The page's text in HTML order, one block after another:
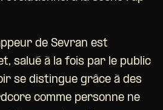
de Sevran est
salué à la fois par le public
se distingue grâce à des
comme personne ne